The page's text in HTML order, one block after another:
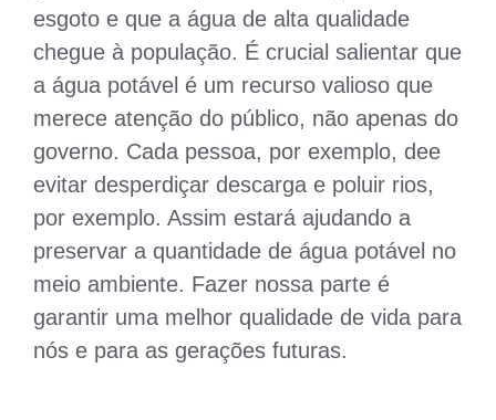
esgoto e que a água de alta qualidade
chegue à população. É crucial salientar que
a água potável é um recurso valioso que
merece atenção do público, não apenas do
governo. Cada pessoa, por exemplo, dee
evitar desperdiçar descarga e poluir rios,
por exemplo. Assim estará ajudando a
preservar a quantidade de água potável no
meio ambiente. Fazer nossa parte é
garantir uma melhor qualidade de vida para
nós e para as gerações futuras.